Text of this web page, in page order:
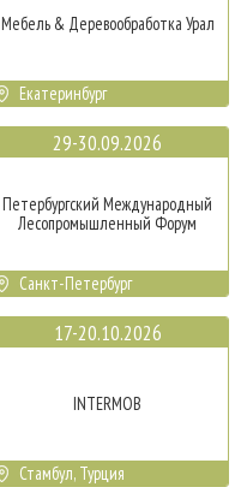
Мебель & Деревообработка Урал
Екатеринбург
29-30.09.2026
Петербургский Международный
Лесопромышленный Форум
Санкт-Петербург
17-20.10.2026
INTERMOB
Стамбул, Турция